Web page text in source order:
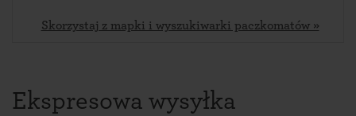
Skorzystaj z mapki i wyszukiwarki paczkomatów »
Ekspresowa wysyłka